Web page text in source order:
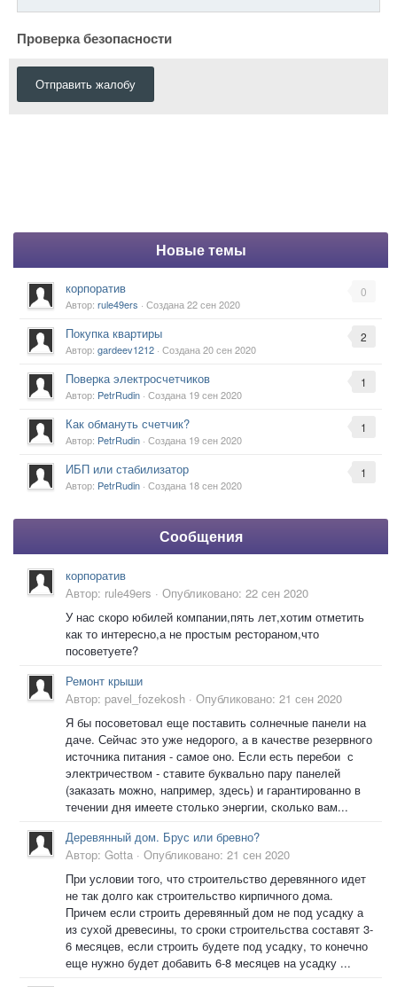
Проверка безопасности
Отправить жалобу
Новые темы
0
корпоратив
Автор: rule49ers · Создана22 сен 2020
2
Покупка квартиры
Автор: gardeev1212 · Создана20 сен 2020
1
Поверка электросчетчиков
Автор: PetrRudin · Создана 19 сен 2020
1
Как обмануть счетчик?
Автор: PetrRudin · Создана 19 сен 2020
1
ИБП или стабилизатор
Автор: PetrRudin · Создана 18 сен 2020
Сообщения
корпоратив
Автор: rule49ers · Опубликовано: 22 сен 2020
У нас скоро юбилей компании,пять лет,хотим отметить
как то интересно,а не простым рестораном,что
посоветуете?
Ремонт крыши
Автор: pavel_fozekosh · Опубликовано: 21 сен 2020
Я бы посоветовал еще поставить солнечные панели на
даче. Сейчас это уже недорого, а в качестве резервного
источника питания - самое оно. Если есть перебои с
электричеством - ставите буквально пару панелей
(заказать можно, например, здесь) и гарантированно в
течении дня имеете столько энергии, сколько вам...
Деревянный дом. Брус или бревно?
Автор: Gotta · Опубликовано: 21 сен 2020
При условии того, что строительство деревянного идет
не так долго как строительство кирпичного дома.
Причем если строить деревянный дом не под усадку а
из сухой древесины, то сроки строительства составят 3-
6 месяцев, если строить будете под усадку, то конечно
еще нужно будет добавить 6-8 месяцев на усадку ...